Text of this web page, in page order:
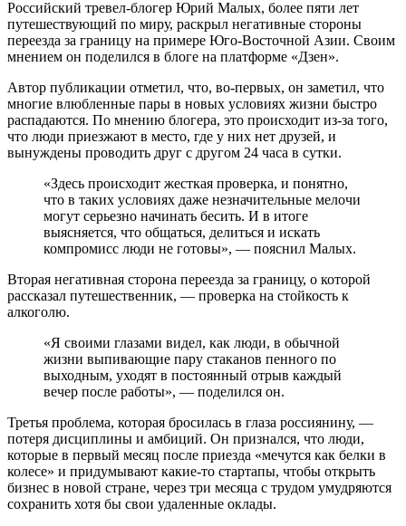
Российский тревел-блогер Юрий Малых, более пяти лет
путешествующий по миру, раскрыл негативные стороны
переезда за границу на примере Юго-Восточной Азии. Своим
мнением он поделился в блоге на платформе «Дзен».
Автор публикации отметил, что, во-первых, он заметил, что
многие влюбленные пары в новых условиях жизни быстро
распадаются. По мнению блогера, это происходит из-за того,
что люди приезжают в место, где у них нет друзей, и
вынуждены проводить друг с другом 24 часа в сутки.
«Здесь происходит жесткая проверка, и понятно,
что в таких условиях даже незначительные мелочи
могут серьезно начинать бесить. И в итоге
выясняется, что общаться, делиться и искать
компромисс люди не готовы», — пояснил Малых.
Вторая негативная сторона переезда за границу, о которой
рассказал путешественник, — проверка на стойкость к
алкоголю.
«Я своими глазами видел, как люди, в обычной
жизни выпивающие пару стаканов пенного по
выходным, уходят в постоянный отрыв каждый
вечер после работы», — поделился он.
Третья проблема, которая бросилась в глаза россиянину, —
потеря дисциплины и амбиций. Он признался, что люди,
которые в первый месяц после приезда «мечутся как белки в
колесе» и придумывают какие-то стартапы, чтобы открыть
бизнес в новой стране, через три месяца с трудом умудряются
сохранить хотя бы свои удаленные оклады.